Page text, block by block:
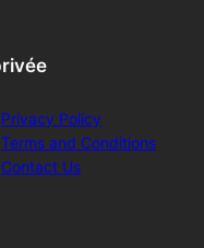
Privacy Policy
Terms and Conditions
Contact Us